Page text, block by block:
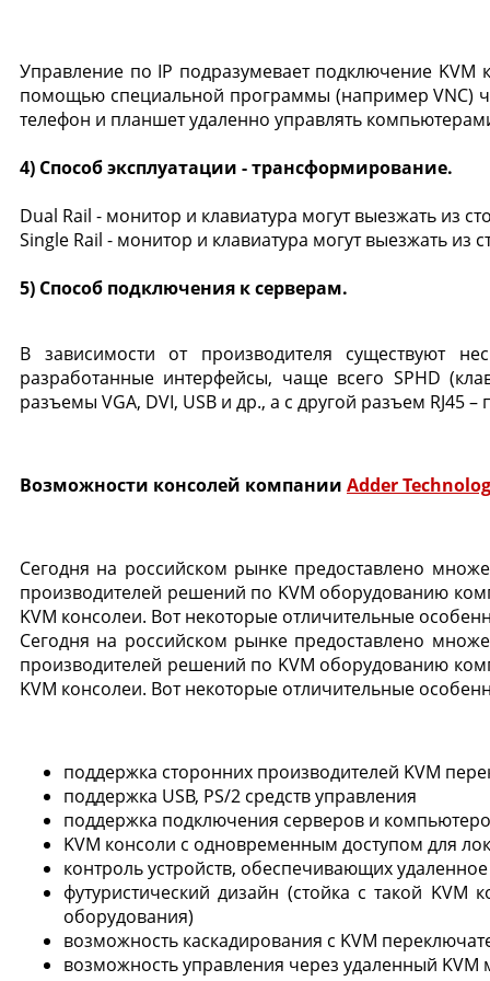
Управление по IP подразумевает подключение KVM
помощью специальной программы (например VNC)
телефон и планшет удаленно управлять
4) Способ эксплуатации - трансформирование.
Dual Rail - монитор и клавиатура могут выезжать из
Single Rail - монитор и клавиатура могут выезжать из
5) Способ подключения к серверам.
В зависимости от производителя существуют
разработанные интерфейсы, чаще всего SPHD
разъемы VGA, DVI, USB и др., а с другой разъем
Возможности консолей компании Adder
Сегодня на российском рынке предоставлено
производителей решений по KVM оборудованию
KVM консолеи. Вот некоторые отличительные
Сегодня на российском рынке предоставлено
производителей решений по KVM оборудованию
KVM консолеи. Вот некоторые отличительные
поддержка сторонних производителей KVM
поддержка USB, PS/2 средств управления
поддержка подключения серверов и
KVM консоли с одновременным доступом для
контроль устройств, обеспечивающих
футуристический дизайн (стойка с такой
оборудования)
возможность каскадирования с KVM
возможность управления через удаленный KVM